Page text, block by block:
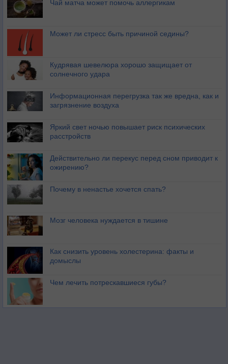
Чай матча может помочь аллергикам
Может ли стресс быть причиной седины?
Кудрявая шевелюра хорошо защищает от
солнечного удара
Информационная перегрузка так же вредна, как и
загрязнение воздуха
Яркий свет ночью повышает риск психических
расстройств
Действительно ли перекус перед сном приводит к
ожирению?
Почему в ненастье хочется спать?
Мозг человека нуждается в тишине
Как снизить уровень холестерина: факты и
домыслы
Чем лечить потрескавшиеся губы?